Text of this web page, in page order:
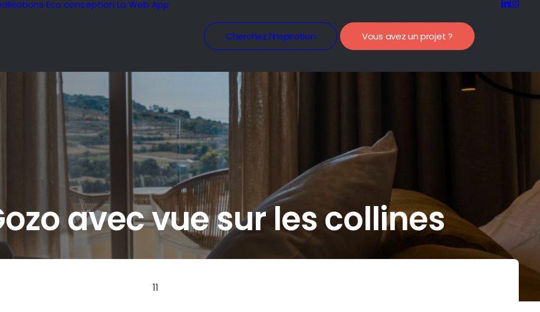
Eco conception La Web App
Cherchez l’inspiration Vous avez un projet ?
avec vue sur les collines
11